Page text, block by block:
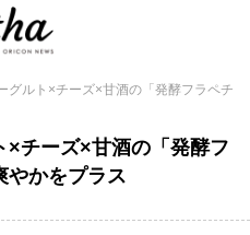
グルト×チーズ×甘酒の「発酵フラペチ
×チーズ×甘酒の「発酵フ
かをプラス